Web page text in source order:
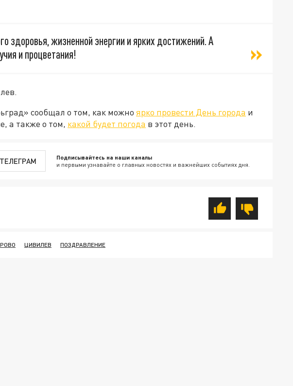
здоровья, жизненной энергии и ярких достижений. А
и процветания!
сообщал о том, как можно ярко провести День города и
а также о том, какой будет погода в этот день.
ТЕЛЕГРАМ Подписывайтесь на наши каналы
и первыми узнавайте о главных новостях и важнейших событиях дня.
ЦИВИЛЕВ ПОЗДРАВЛЕНИЕ